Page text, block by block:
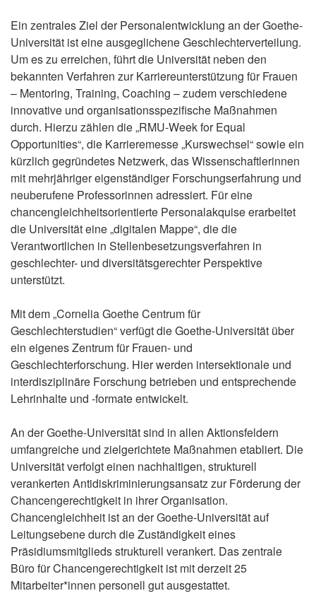
Ein zentrales Ziel der Personalentwicklung an der Goethe-
Universität ist eine ausgeglichene Geschlechterverteilung.
Um es zu erreichen, führt die Universität neben den
bekannten Verfahren zur Karriereunterstützung für Frauen
– Mentoring, Training, Coaching – zudem verschiedene
innovative und organisationsspezifische Maßnahmen
durch. Hierzu zählen die „RMU-Week for Equal
Opportunities“, die Karrieremesse „Kurswechsel“ sowie ein
kürzlich gegründetes Netzwerk, das Wissenschaftlerinnen
mit mehrjähriger eigenständiger Forschungserfahrung und
neuberufene Professorinnen adressiert. Für eine
chancengleichheitsorientierte Personalakquise erarbeitet
die Universität eine „digitalen Mappe“, die die
Verantwortlichen in Stellenbesetzungsverfahren in
geschlechter- und diversitätsgerechter Perspektive
unterstützt.
Mit dem „Cornelia Goethe Centrum für
Geschlechterstudien“ verfügt die Goethe-Universität über
ein eigenes Zentrum für Frauen- und
Geschlechterforschung. Hier werden intersektionale und
interdisziplinäre Forschung betrieben und entsprechende
Lehrinhalte und -formate entwickelt.
An der Goethe-Universität sind in allen Aktionsfeldern
umfangreiche und zielgerichtete Maßnahmen etabliert. Die
Universität verfolgt einen nachhaltigen, strukturell
verankerten Antidiskriminierungsansatz zur Förderung der
Chancengerechtigkeit in ihrer Organisation.
Chancengleichheit ist an der Goethe-Universität auf
Leitungsebene durch die Zuständigkeit eines
Präsidiumsmitglieds strukturell verankert. Das zentrale
Büro für Chancengerechtigkeit ist mit derzeit 25
Mitarbeiter*innen personell gut ausgestattet.